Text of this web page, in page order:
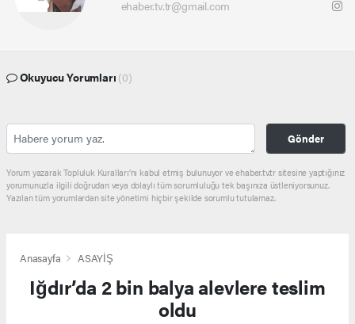
ehaber.tv.tr@gmail.com
Okuyucu Yorumları (0)
Gönder
Yorum yazarak Topluluk Kuralları’nı kabul etmiş bulunuyor ve ehaber.tv.tr sitesine yaptığınız
yorumunuzla ilgili doğrudan veya dolaylı tüm sorumluluğu tek başınıza üstleniyorsunuz.
Yazılan tüm yorumlardan site yönetimi hiçbir şekilde sorumlu tutulamaz.
Anasayfa ASAYİŞ
Iğdır’da 2 bin balya alevlere teslim
oldu